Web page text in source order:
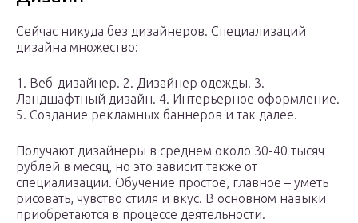
Сейчас никуда без дизайнеров. Специализаций
дизайна множество:
1. Веб-дизайнер. 2. Дизайнер одежды. 3.
Ландшафтный дизайн. 4. Интерьерное оформление.
5. Создание рекламных баннеров и так далее.
Получают дизайнеры в среднем около 30-40 тысяч
рублей в месяц, но это зависит также от
специализации. Обучение простое, главное – уметь
рисовать, чувство стиля и вкус. В основном навыки
приобретаются в процессе деятельности.